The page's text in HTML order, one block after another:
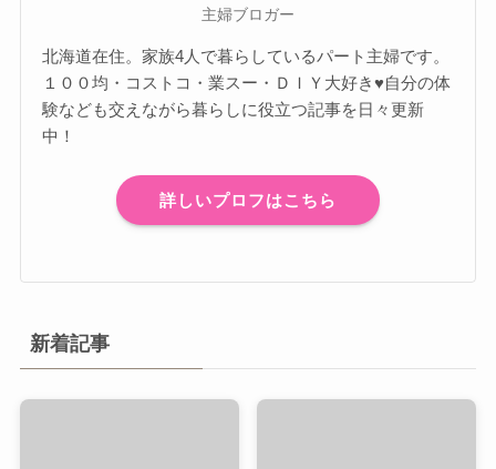
主婦ブロガー
北海道在住。家族4人で暮らしているパート主婦です。
１００均・コストコ・業スー・ＤＩＹ大好き♥自分の体
験なども交えながら暮らしに役立つ記事を日々更新
中！
詳しいプロフはこちら
新着記事